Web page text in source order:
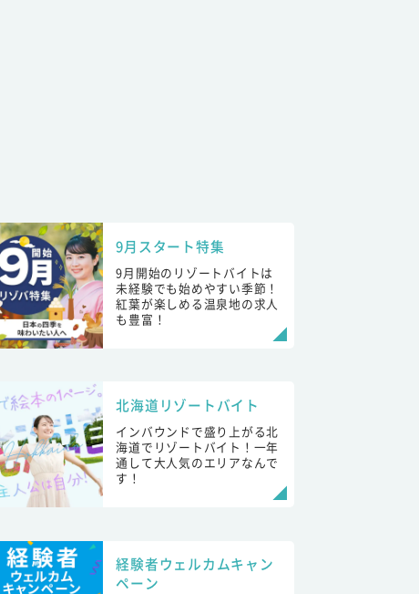
9月スタート特集
9月開始のリゾートバイトは
未経験でも始めやすい季節！
紅葉が楽しめる温泉地の求人
も豊富！
北海道リゾートバイト
インバウンドで盛り上がる北
海道でリゾートバイト！一年
通して大人気のエリアなんで
す！
経験者ウェルカムキャン
ペーン